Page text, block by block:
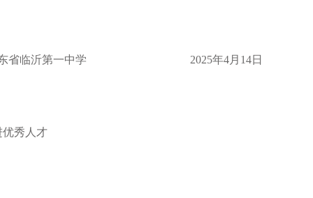
年4月14日
优秀人才